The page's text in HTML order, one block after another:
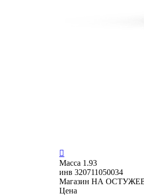

Масса 1.93
инв 320711050034
Магазин НА
Цена